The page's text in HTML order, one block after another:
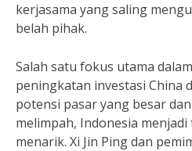
kerjasama yang saling
belah pihak.
Salah satu fokus utama
peningkatan investasi China
potensi pasar yang besar
melimpah, Indonesia
menarik. Xi Jin Ping dan